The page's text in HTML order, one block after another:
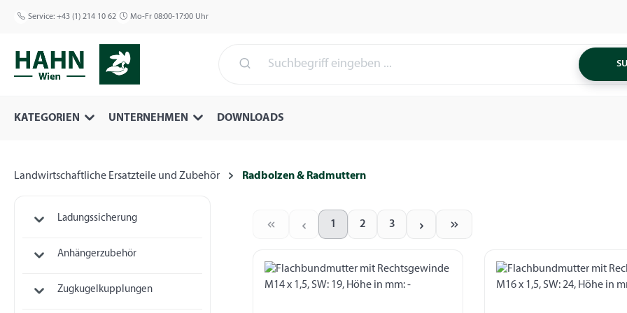
Hauptinhalt springen
Zur Suche springen
Zur Hauptnavigation springen
Service: +43 (1) 214 10 62 Mo-Fr 08:00-17:00 Uhr
KATEGORIEN UNTERNEHMEN DOWNLOADS
Landwirtschaftliche Ersatzteile und Zubehör Radbolzen & Radmuttern
Ladungssicherung
Anhängerzubehör
Zugkugelkupplungen
Seite
1 2 3